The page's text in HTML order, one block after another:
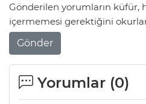
Gönderilen yorumların küfür,
içermemesi gerektiğini
Gönder
Yorumlar (0)